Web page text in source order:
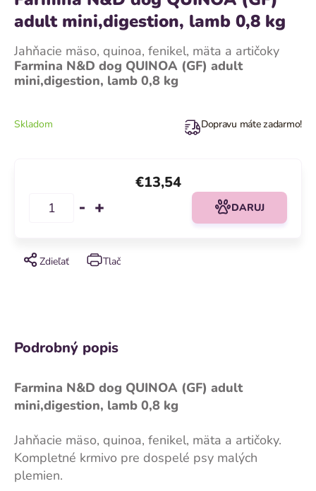
adult mini,digestion, lamb 0,8 kg
Farmina N&D dog QUINOA (GF) adult
mini,digestion, lamb 0,8 kg
Jahňacie mäso, quinoa, fenikel, mäta a artičoky
Tlač
Zdieľať
Skladom Dopravu máte zadarmo!
€13,54
DARUJ
Podrobný popis
Farmina N&D dog QUINOA (GF) adult
mini,digestion, lamb 0,8 kg
Jahňacie mäso, quinoa, fenikel, mäta a artičoky.
Kompletné krmivo pre dospelé psy malých
plemien.